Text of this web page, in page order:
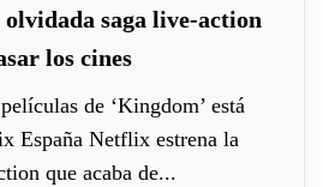
saga live-action
los cines
de ‘Kingdom’ está
España Netflix estrena la
que acaba de...